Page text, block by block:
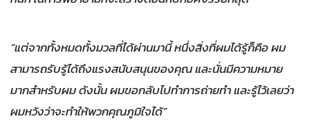
“แต่จากทั้งหมดทั้งมวลที่ได้ผ่านมานี้ หนึ่งสิ่งที่ผมได้รู้ก็คือ ผม
สามารถรับรู้ได้ถึงแรงสนับสนุนของคุณ และนั่นมีความหมาย
มากสำหรับผม ดังนั้น ผมขอกลับไปทำการถ่ายทำ และรู้ไว้เลยว่า
ผมหวังว่าจะทำให้พวกคุณภูมิใจได้”